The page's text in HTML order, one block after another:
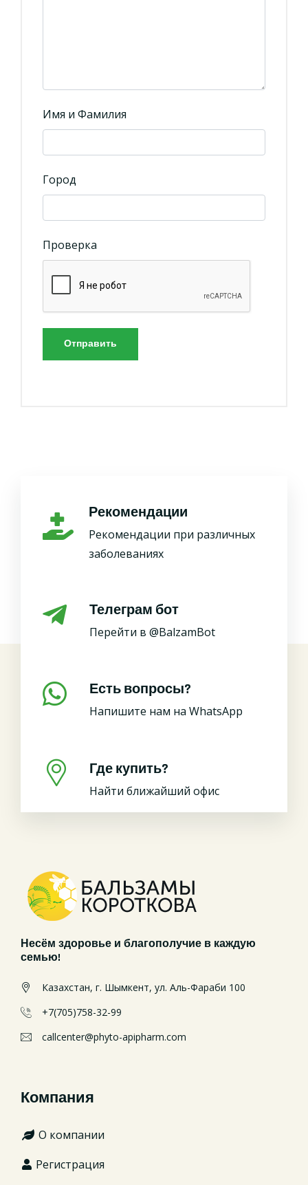
Имя и Фамилия
Город
Проверка
Отправить
Рекомендации
Рекомендации при различных
заболеваниях
Телеграм бот
Перейти в @BalzamBot
Есть вопросы?
Напишите нам на WhatsApp
Где купить?
Найти ближайший офис
Несём здоровье и благополучие в каждую
семью!
Казахстан, г. Шымкент, ул. Аль-Фараби 100
+7(705)758-32-99
callcenter@phyto-apipharm.com
Компания
О компании
Регистрация